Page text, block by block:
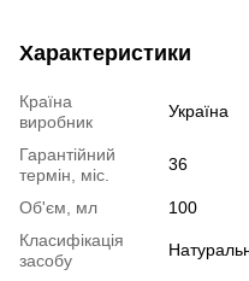
Характеристики
Країна
виробник
Україна
Гарантійний
термін, міс.
36
Об'єм, мл
100
Класифікація
засобу